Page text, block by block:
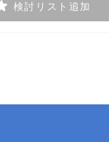
検討リスト追加